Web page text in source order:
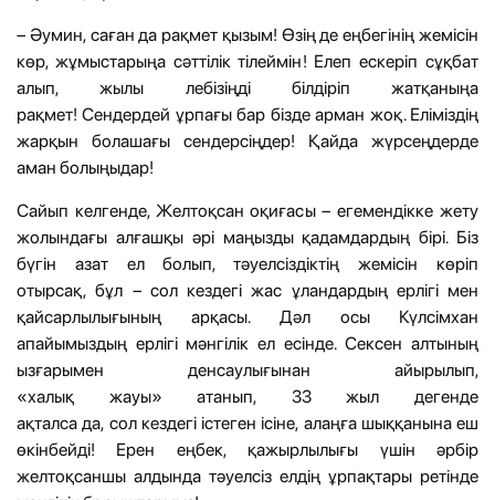
– Әумин, саған да рақмет қызым! Өзің де еңбегінің жемісін
көр, жұмыстарыңа сәттілік тілеймін! Елеп ескеріп сұқбат
алып, жылы лебізіңді білдіріп жатқаныңа
рақмет! Сендердей ұрпағы бар бізде арман жоқ. Еліміздің
жарқын болашағы сендерсіңдер! Қайда жүрсеңдерде
аман болыңыдар!
Сайып келгенде, Желтоқсан оқиғасы – егемендікке жету
жолындағы алғашқы әрі маңызды қадамдардың бірі. Біз
бүгін азат ел болып, тәуелсіздіктің жемісін көріп
отырсақ, бұл – сол кездегі жас ұландардың ерлігі мен
қайсарлылығының арқасы. Дәл осы Күлсімхан
апайымыздың ерлігі мәнгілік ел есінде. Сексен алтының
ызғарымен денсаулығынан айырылып,
«халық жауы» атанып, 33 жыл дегенде
ақталса да, сол кездегі істеген ісіне, алаңға шыққанына еш
өкінбейді! Ерен еңбек, қажырлылығы үшін әрбір
желтоқсаншы алдында тәуелсіз елдің ұрпақтары ретінде